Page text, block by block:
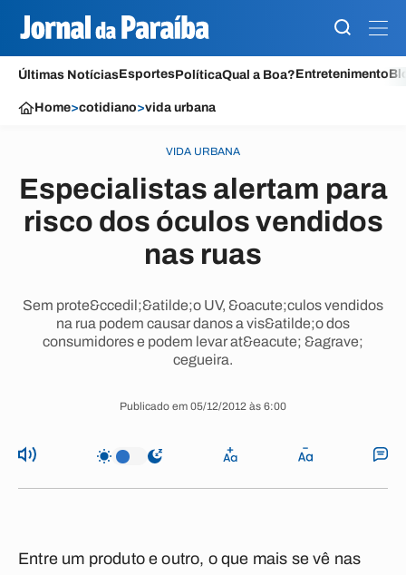
Últimas NotíciasEsportesPolíticaQual a Boa?Entretenimento
Home>cotidiano>vida urbana
VIDA URBANA
Especialistas alertam para
risco dos óculos vendidos
nas ruas
Sem prote&ccedil;&atilde;o UV, &oacute;culos vendidos
na rua podem causar danos a vis&atilde;o dos
consumidores e podem levar at&eacute; &agrave;
cegueira.
Publicado em 05/12/2012 às 6:00
Entre um produto e outro, o que mais se vê nas